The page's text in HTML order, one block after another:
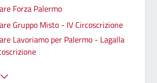
Forza Palermo
Gruppo Misto - IV Circoscrizione
Lavoriamo per Palermo - Lagalla